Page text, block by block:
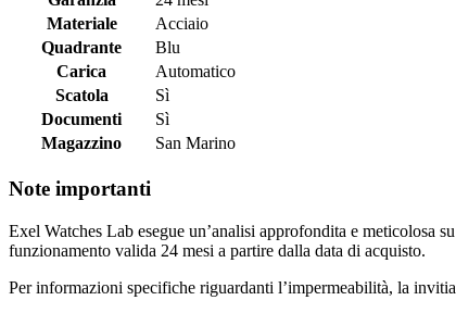
Materiale
Acciaio
Quadrante
Blu
Carica
Automatico
Scatola
Sì
Documenti
Sì
Magazzino
San Marino
Note importanti
Exel Watches Lab esegue un’analisi approfondita e meticolosa
funzionamento valida 24 mesi a partire dalla data di acquisto.
Per informazioni specifiche riguardanti l’impermeabilità, la